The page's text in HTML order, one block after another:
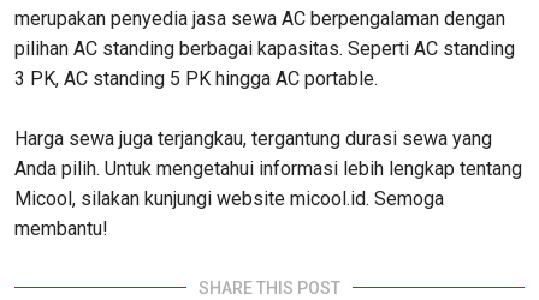
merupakan penyedia jasa sewa AC berpengalaman dengan
pilihan AC standing berbagai kapasitas. Seperti AC standing
3 PK, AC standing 5 PK hingga AC portable.
Harga sewa juga terjangkau, tergantung durasi sewa yang
Anda pilih. Untuk mengetahui informasi lebih lengkap tentang
Micool, silakan kunjungi website micool.id. Semoga
membantu!
SHARE THIS POST